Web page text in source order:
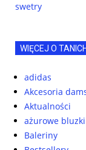
swetry
WIĘCEJ O
adidas
Akcesoria
Aktualności
ażurowe bluzki
Baleriny